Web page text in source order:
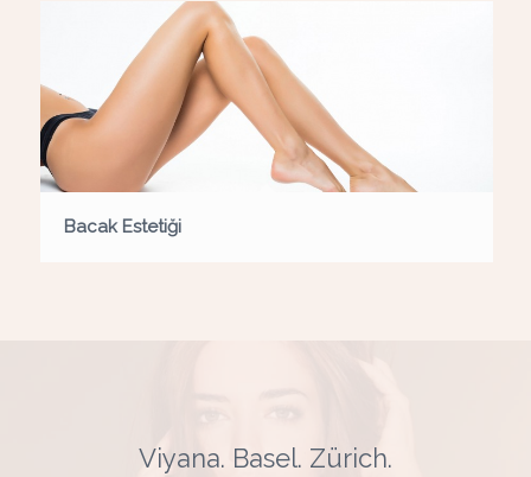
Bacak Estetiği
Viyana. Basel. Zürich.